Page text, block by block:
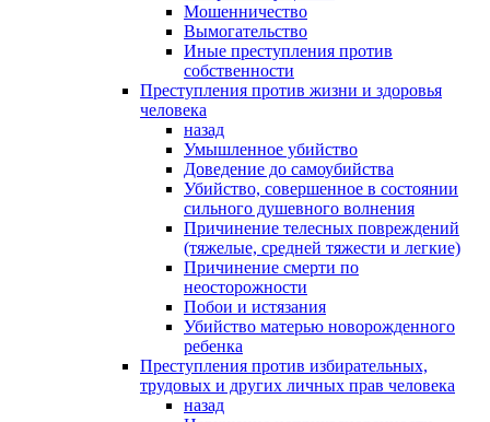
Мошенничество
Вымогательство
Иные преступления против
собственности
Преступления против жизни и здоровья
человека
назад
Умышленное убийство
Доведение до самоубийства
Убийство, совершенное в состоянии
сильного душевного волнения
Причинение телесных повреждений
(тяжелые, средней тяжести и легкие)
Причинение смерти по
неосторожности
Побои и истязания
Убийство матерью новорожденного
ребенка
Преступления против избирательных,
трудовых и других личных прав человека
назад